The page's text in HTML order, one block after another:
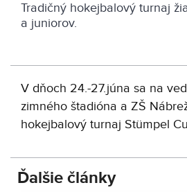
Tradičný hokejbalový turnaj
a juniorov.
V dňoch 24.-27.júna sa na
zimného štadióna a ZŠ
hokejbalový turnaj Stümpel
Ďalšie články